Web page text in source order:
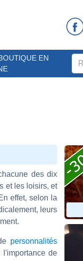
EN
des dix
et les loisirs, et
effet, selon la
leurs
personnalités
de